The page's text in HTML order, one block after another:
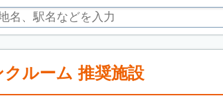
ルーム 推奨施設